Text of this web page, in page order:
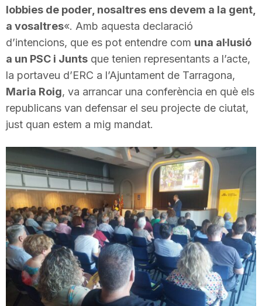
t
a
e
T
a
r
lobbies de poder, nosaltres ens devem a la gent,
a vosaltres«. Amb aquesta declaració
d’intencions, que es pot entendre com una al·lusió
a un PSC i Junts que tenien representants a l’acte,
la portaveu d’ERC a l’Ajuntament de Tarragona,
Maria Roig, va arrancar una conferència en què els
republicans van defensar el seu projecte de ciutat,
just quan estem a mig mandat.